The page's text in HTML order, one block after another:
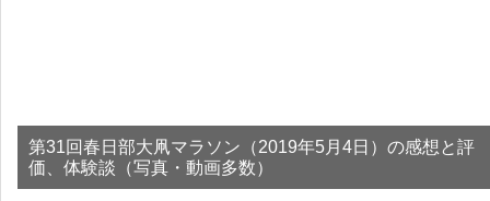
第31回春日部大凧マラソン（2019年5月4日）の感想と評
価、体験談（写真・動画多数）